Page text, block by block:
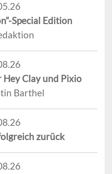
Special Edition
Clay und Pixio
Barthel
zurück